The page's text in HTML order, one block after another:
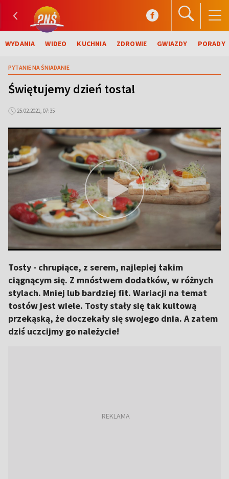
WYDANIA WIDEO KUCHNIA ZDROWIE GWIAZDY PORADY
PYTANIE NA ŚNIADANIE
Świętujemy dzień tosta!
25.02.2021, 07:35
Tosty - chrupiące, z serem, najlepiej takim
ciągnącym się. Z mnóstwem dodatków, w różnych
stylach. Mniej lub bardziej fit. Wariacji na temat
tostów jest wiele. Tosty stały się tak kultową
przekąską, że doczekały się swojego dnia. A zatem
dziś uczcijmy go należycie!